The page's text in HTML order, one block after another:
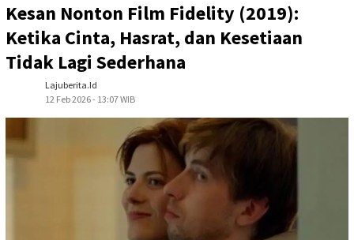
Kesan Nonton Film Fidelity (2019):
Ketika Cinta, Hasrat, dan Kesetiaan
Tidak Lagi Sederhana
Lajuberita.id
12 Feb 2026 - 13:07 WIB